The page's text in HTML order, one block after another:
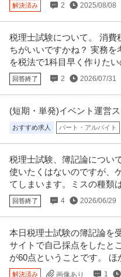
解決済み 2 2025/08/08
税理士試験について。 消費
ちがいいですかね？ 実務を
を税法で1科目早く作りたい
回答終了 2 2026/07/31
(短期・単発)イベント運営
おすすめ求人 パート・アルバイト
税理士試験、簿記論につい
使いたくはないのですが、
てしまいます。ミスの種類
回答終了 4 2026/06/29
本日税理士試験の簿記論を
サイトで自己採点をしたと
が60点ということです。 ほ
解決済み 画像あり 1